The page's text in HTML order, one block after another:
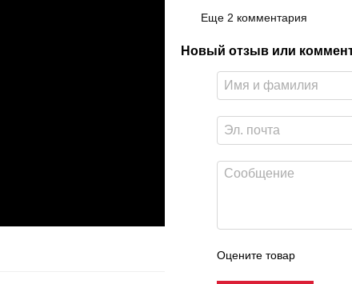
Еще 2 комментария
Новый отзыв или
Оцените товар